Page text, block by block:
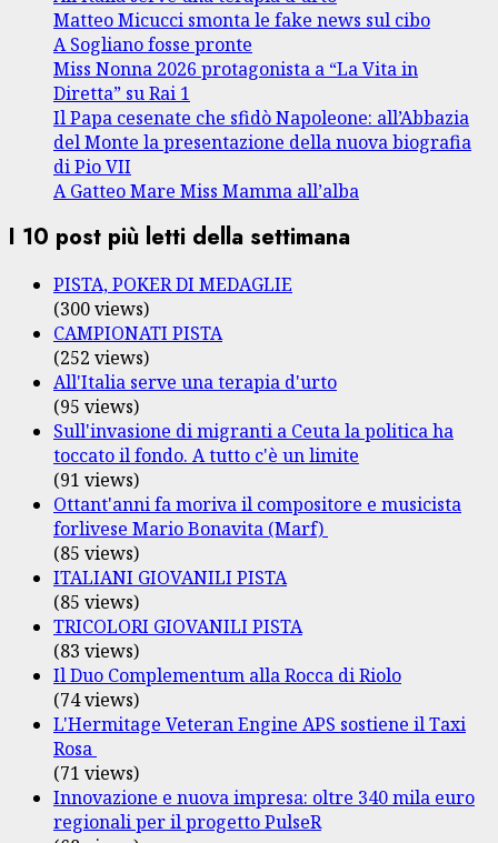
Matteo Micucci smonta le fake news sul cibo
A Sogliano fosse pronte
Miss Nonna 2026 protagonista a “La Vita in
Diretta” su Rai 1
Il Papa cesenate che sfidò Napoleone: all’Abbazia
del Monte la presentazione della nuova biografia
di Pio VII
A Gatteo Mare Miss Mamma all’alba
I 10 post più letti della settimana
PISTA, POKER DI MEDAGLIE
(300 views)
CAMPIONATI PISTA
(252 views)
All'Italia serve una terapia d'urto
(95 views)
Sull'invasione di migranti a Ceuta la politica ha
toccato il fondo. A tutto c'è un limite
(91 views)
Ottant'anni fa moriva il compositore e musicista
forlivese Mario Bonavita (Marf)
(85 views)
ITALIANI GIOVANILI PISTA
(85 views)
TRICOLORI GIOVANILI PISTA
(83 views)
Il Duo Complementum alla Rocca di Riolo
(74 views)
L'Hermitage Veteran Engine APS sostiene il Taxi
Rosa
(71 views)
Innovazione e nuova impresa: oltre 340 mila euro
regionali per il progetto PulseR